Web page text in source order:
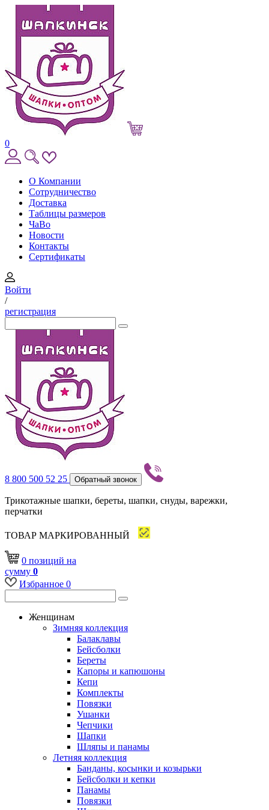
0
О Компании
Сотрудничество
Доставка
Таблицы размеров
ЧаВо
Новости
Контакты
Сертификаты
Войти
/
регистрация
8 800 500 52 25 Обратный звонок
Трикотажные шапки, береты, шапки, снуды, варежки,
перчатки
ТОВАР МАРКИРОВАННЫЙ
0 позиций на
сумму 0
Избранное 0
Женщинам
Зимняя коллекция
Балаклавы
Бейсболки
Береты
Капоры и капюшоны
Кепи
Комплекты
Повязки
Ушанки
Чепчики
Шапки
Шляпы и панамы
Летняя коллекция
Банданы, косынки и козырьки
Бейсболки и кепки
Панамы
Повязки